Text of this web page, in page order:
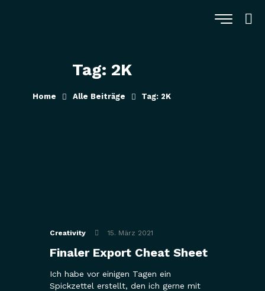
Tag: 2K
Home Alle Beiträge Tag: 2K
Creativity 15. März 2021
Finaler Export Cheat Sheet
Ich habe vor einigen Tagen ein
Spickzettel erstellt, den ich gerne mit